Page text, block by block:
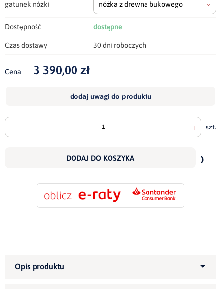
gatunek nóżki nóżka z drewna bukowego
Dostępność dostępne
Czas dostawy 30 dni roboczych
Cena 3 390,00 zł
dodaj uwagi do produktu
- + szt.
DODAJ DO KOSZYKA
do